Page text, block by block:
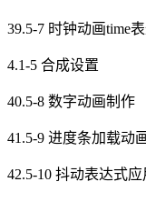
39.5-7 时钟动画time
4.1-5 合成设置
40.5-8 数字动画制作
41.5-9 进度条加载动
42.5-10 抖动表达式应